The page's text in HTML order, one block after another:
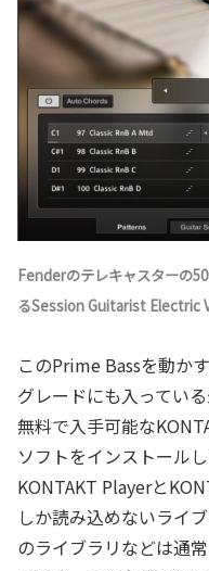
Fenderのテレキャスターの
るSession Guitarist Electric
このPrime Bassを動か
グレードにも入ってい
無料で入手可能な
ソフトをインストール
KONTAKT Playerと
しか読み込めないライ
のライブラリなどは通